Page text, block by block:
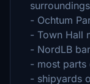
surroundings
- Ochtum
- Town Hall
- NordLB
- most parts
- shipyards